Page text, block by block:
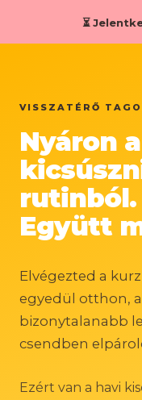
⏳ Jelentkezési
VISSZATÉRŐ
Nyáron
rutinból.
Együtt
Elvégezted a
egyedül otthon,
bizonytalanabb
csendben
Ezért van a havi